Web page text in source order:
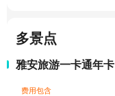
多景点
雅安旅游一卡通年卡
费用包含